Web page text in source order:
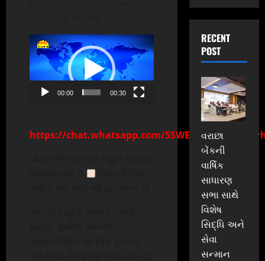
Video
Player
00:00 00:30
https://chat.whatsapp.com/
RECENT
POST
વરાછા
બેંકની
વાર્ષિક
સાધારણ
સભા સાથે
વિશેષ
સિદ્ધિ અને
સેવા
સન્માન